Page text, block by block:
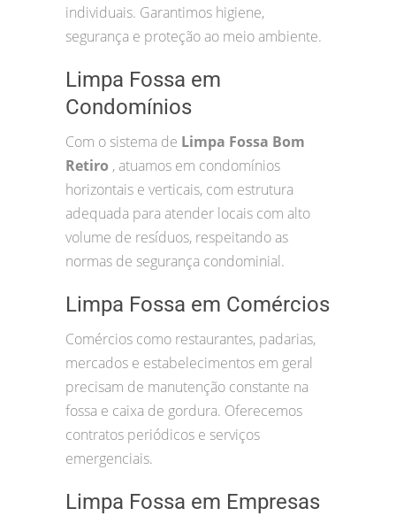
individuais. Garantimos higiene,
segurança e proteção ao meio ambiente.
Limpa Fossa em
Condomínios
Com o sistema de Limpa Fossa Bom
Retiro , atuamos em condomínios
horizontais e verticais, com estrutura
adequada para atender locais com alto
volume de resíduos, respeitando as
normas de segurança condominial.
Limpa Fossa em Comércios
Comércios como restaurantes, padarias,
mercados e estabelecimentos em geral
precisam de manutenção constante na
fossa e caixa de gordura. Oferecemos
contratos periódicos e serviços
emergenciais.
Limpa Fossa em Empresas